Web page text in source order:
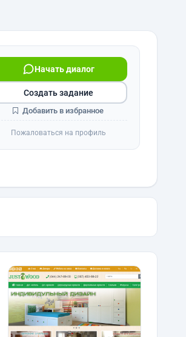
Начать диалог
Создать задание
Добавить в избранное
Пожаловаться на профиль